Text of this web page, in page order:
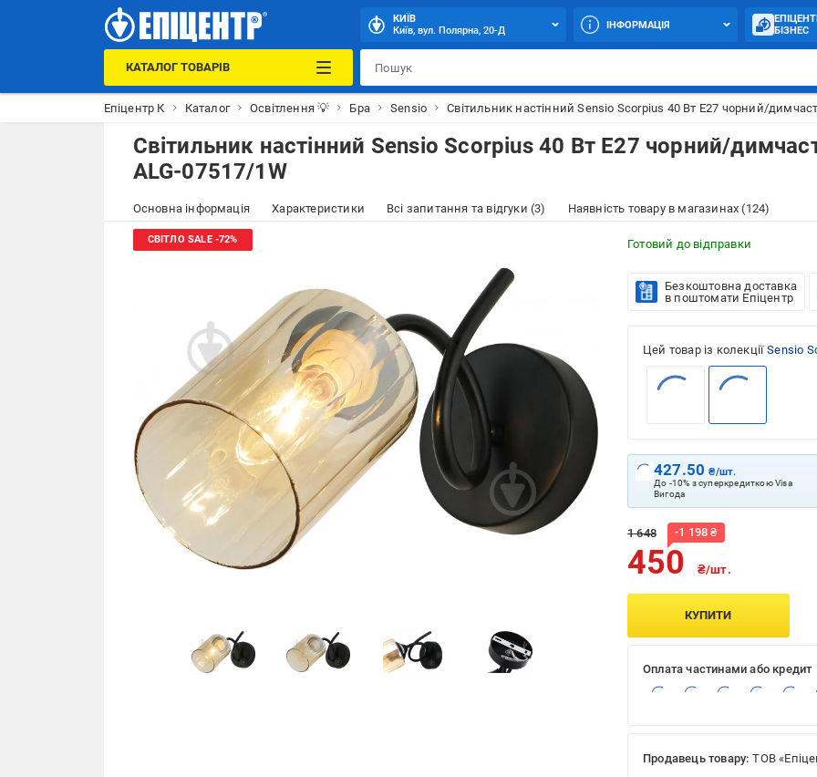
КИЇВ
Київ, вул. Полярна, 20-Д
ІНФОРМАЦІЯ
БІЗНЕС
КАТАЛОГ ТОВАРІВ
Епіцентр К Каталог Освітлення 💡 Бра Sensio Світильник настінний Sensio Scorpius 40 Вт E27 чорний/
Світильник настінний Sensio Scorpius 40 Вт E27 чорний/
ALG-07517/1W
Основна інформація Характеристики Всі запитання та відгуки (3) Наявність товару в магазинах (124)
Готовий до відправки
Безкоштовна доставка
в поштомати Епіцентр
Цей товар із колекції Sensio
427.50₴/шт.
До -10% з суперкредиткою Visa
Вигода
1 648 -1 198 ₴
450 ₴/шт.
КУПИТИ
Оплата частинами або кредит
Продавець товару: ТОВ